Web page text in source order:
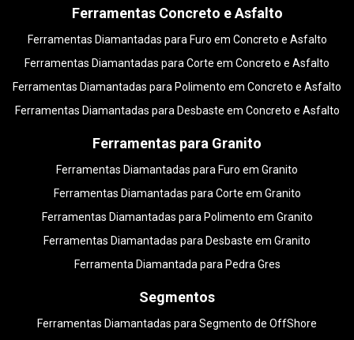
Ferramentas Concreto e Asfalto
Ferramentas Diamantadas para Furo em Concreto e Asfalto
Ferramentas Diamantadas para Corte em Concreto e Asfalto
Ferramentas Diamantadas para Polimento em Concreto e Asfalto
Ferramentas Diamantadas para Desbaste em Concreto e Asfalto
Ferramentas para Granito
Ferramentas Diamantadas para Furo em Granito
Ferramentas Diamantadas para Corte em Granito
Ferramentas Diamantadas para Polimento em Granito
Ferramentas Diamantadas para Desbaste em Granito
Ferramenta Diamantada para Pedra Gres
Segmentos
Ferramentas Diamantadas para Segmento de OffShore